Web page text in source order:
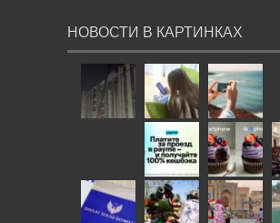
НОВОСТИ В КАРТИНКАХ